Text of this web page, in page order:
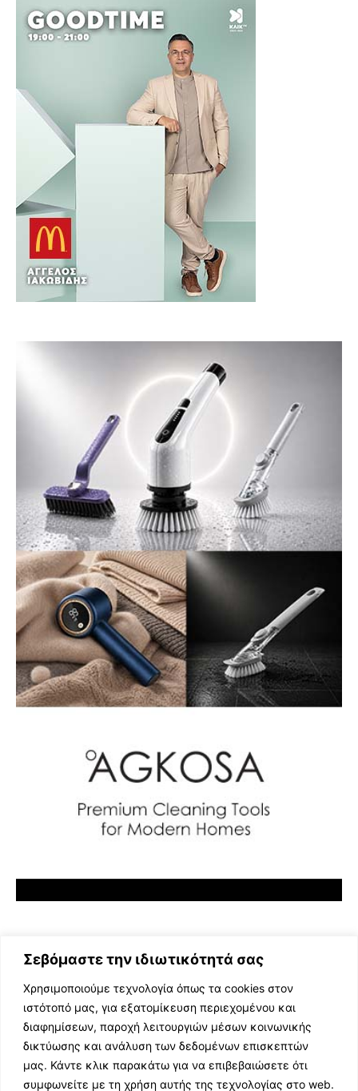
Σεβόμαστε την ιδιωτικότητά σας
Χρησιμοποιούμε τεχνολογία όπως τα cookies στον
ιστότοπό μας, για εξατομίκευση περιεχομένου και
διαφημίσεων, παροχή λειτουργιών μέσων κοινωνικής
δικτύωσης και ανάλυση των δεδομένων επισκεπτών
μας. Κάντε κλικ παρακάτω για να επιβεβαιώσετε ότι
συμφωνείτε με τη χρήση αυτής της τεχνολογίας στο web.
ΕΛΛΗΝΙΚΗ ΜΟΥΣΙΚΗ
TV SHOWS
EVENTS